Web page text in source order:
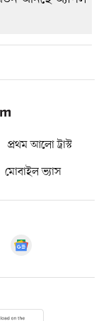
প্রথম আলো ট্রাস্ট
মোবাইল ভ্যাস